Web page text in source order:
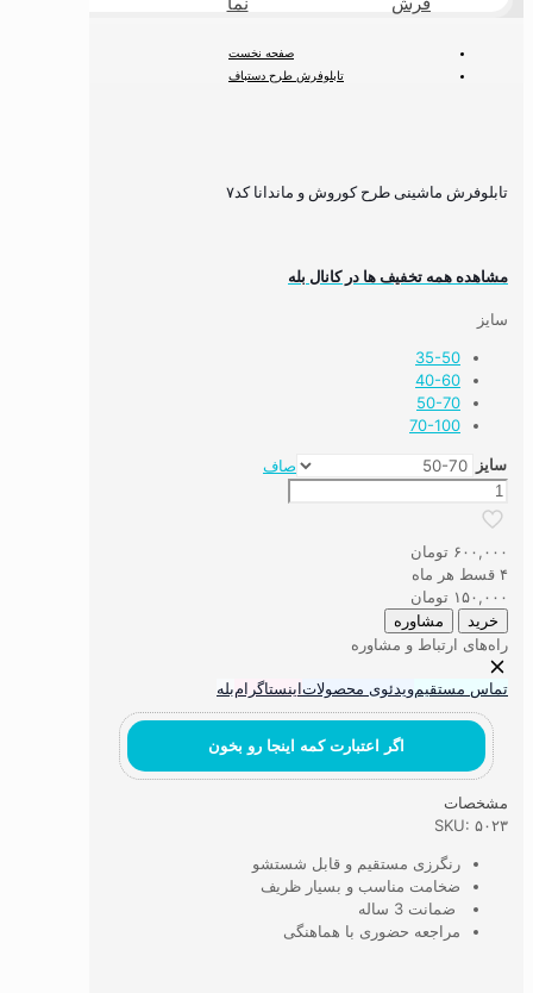
صفحه نخست
تابلوفرش طرح دستباف
تابلوفرش ماشینی طرح کوروش و ماندانا کد۷
مشاهده همه تخفیف ها در کانال بله
سایز
35-50
40-60
50-70
70-100
سایز
صاف
تابلوفرش
ماشینی
طرح
کوروش
و
ماندانا
کد۷
عدد
۶۰۰,۰۰۰ تومان
۴ قسط هر ماه
۱۵۰,۰۰۰ تومان
خرید مشاوره
راه‌های ارتباط و مشاوره
تماس مستقیمویدئوی محصولاتاینستاگرامبله
اگر اعتبارت کمه اینجا رو بخون
مشخصات
SKU: ۵۰۲۳
رنگرزی مستقیم و قابل شستشو
ضخامت مناسب و بسیار ظریف
ضمانت 3 ساله
مراجعه حضوری با هماهنگی